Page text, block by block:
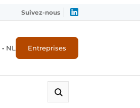
Suivez-nous
• NL Entreprises